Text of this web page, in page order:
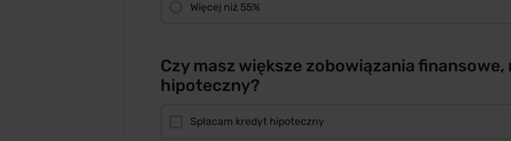
Więcej niż 55%
Czy masz większe zobowiązania
hipoteczny?
Spłacam kredyt hipoteczny